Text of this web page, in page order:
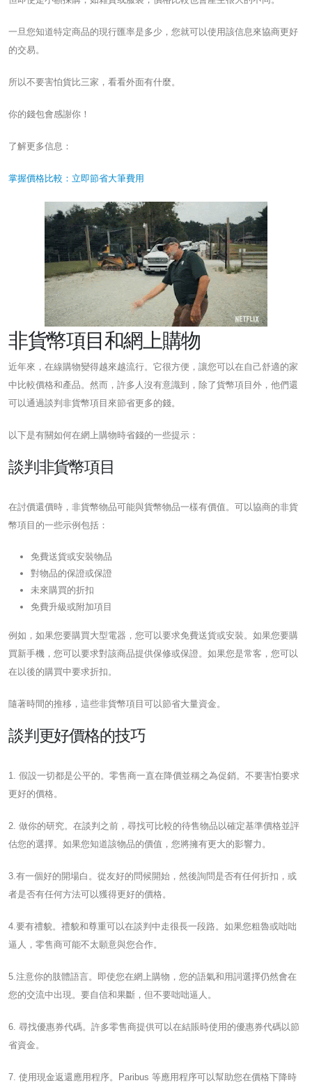
一旦您知道特定商品的現行匯率是多少，您就可以使用該信息來協商更好
的交易。
所以不要害怕貨比三家，看看外面有什麼。
你的錢包會感謝你！
了解更多信息：
掌握價格比較：立即節省大筆費用
非貨幣項目和網上購物
近年來，在線購物變得越來越流行。它很方便，讓您可以在自己舒適的家
中比較價格和產品。然而，許多人沒有意識到，除了貨幣項目外，他們還
可以通過談判非貨幣項目來節省更多的錢。
以下是有關如何在網上購物時省錢的一些提示：
談判非貨幣項目
在討價還價時，非貨幣物品可能與貨幣物品一樣有價值。可以協商的非貨
幣項目的一些示例包括：
免費送貨或安裝物品
對物品的保證或保證
未來購買的折扣
免費升級或附加項目
例如，如果您要購買大型電器，您可以要求免費送貨或安裝。如果您要購
買新手機，您可以要求對該商品提供保修或保證。如果您是常客，您可以
在以後的購買中要求折扣。
隨著時間的推移，這些非貨幣項目可以節省大量資金。
談判更好價格的技巧
1. 假設一切都是公平的。零售商一直在降價並稱之為促銷。不要害怕要求
更好的價格。
2. 做你的研究。在談判之前，尋找可比較的待售物品以確定基準價格並評
估您的選擇。如果您知道該物品的價值，您將擁有更大的影響力。
3.有一個好的開場白。從友好的問候開始，然後詢問是否有任何折扣，或
者是否有任何方法可以獲得更好的價格。
4.要有禮貌。禮貌和尊重可以在談判中走很長一段路。如果您粗魯或咄咄
逼人，零售商可能不太願意與您合作。
5.注意你的肢體語言。即使您在網上購物，您的語氣和用詞選擇仍然會在
您的交流中出現。要自信和果斷，但不要咄咄逼人。
6. 尋找優惠券代碼。許多零售商提供可以在結賬時使用的優惠券代碼以節
省資金。
7. 使用現金返還應用程序。Paribus 等應用程序可以幫助您在價格下降時